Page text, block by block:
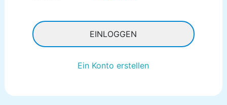
EINLOGGEN
Ein Konto erstellen